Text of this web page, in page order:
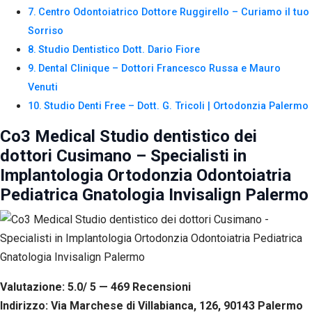
Centro Odontoiatrico Dottore Ruggirello – Curiamo il tuo
Sorriso
Studio Dentistico Dott. Dario Fiore
Dental Clinique – Dottori Francesco Russa e Mauro
Venuti
Studio Denti Free – Dott. G. Tricoli | Ortodonzia Palermo
Co3 Medical Studio dentistico dei
dottori Cusimano – Specialisti in
Implantologia Ortodonzia Odontoiatria
Pediatrica Gnatologia Invisalign Palermo
Valutazione: 5.0/ 5 — 469 Recensioni
Indirizzo: Via Marchese di Villabianca, 126, 90143 Palermo